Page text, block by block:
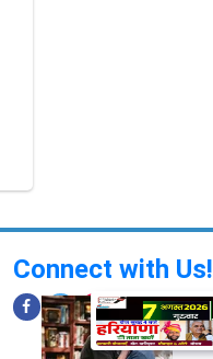
Connect with Us!